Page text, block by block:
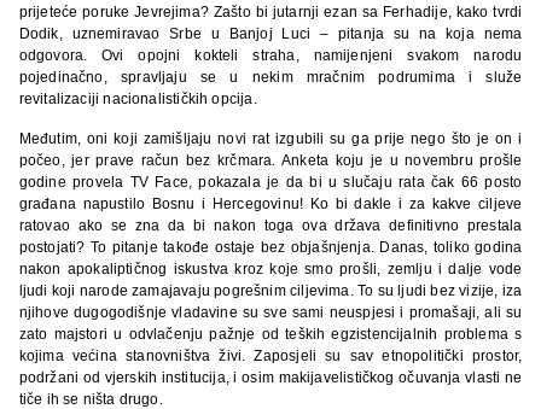
prijeteće poruke Jevrejima? Zašto bi jutarnji ezan sa Ferhadije, kako tvrdi
Dodik, uznemiravao Srbe u Banjoj Luci – pitanja su na koja nema
odgovora. Ovi opojni kokteli straha, namijenjeni svakom narodu
pojedinačno, spravljaju se u nekim mračnim podrumima i služe
revitalizaciji nacionalističkih opcija.
Međutim, oni koji zamišljaju novi rat izgubili su ga prije nego što je on i
počeo, jer prave račun bez krčmara. Anketa koju je u novembru prošle
godine provela TV Face, pokazala je da bi u slučaju rata čak 66 posto
građana napustilo Bosnu i Hercegovinu! Ko bi dakle i za kakve ciljeve
ratovao ako se zna da bi nakon toga ova država definitivno prestala
postojati? To pitanje takođe ostaje bez objašnjenja. Danas, toliko godina
nakon apokaliptičnog iskustva kroz koje smo prošli, zemlju i dalje vode
ljudi koji narode zamajavaju pogrešnim ciljevima. To su ljudi bez vizije, iza
njihove dugogodišnje vladavine su sve sami neuspjesi i promašaji, ali su
zato majstori u odvlačenju pažnje od teških egzistencijalnih problema s
kojima većina stanovništva živi. Zaposjeli su sav etnopolitički prostor,
podržani od vjerskih institucija, i osim makijavelističkog očuvanja vlasti ne
tiče ih se ništa drugo.